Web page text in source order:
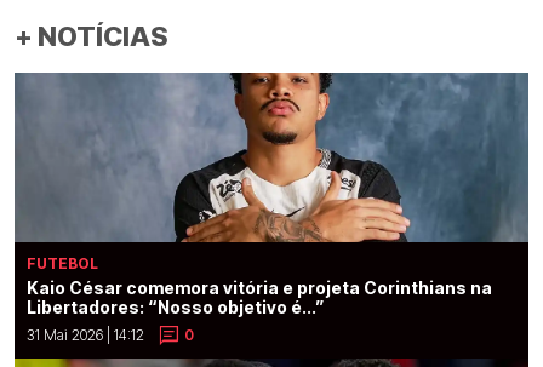
+ NOTÍCIAS
FUTEBOL
Kaio César comemora vitória e projeta Corinthians na
Libertadores: “Nosso objetivo é...”
31 Mai 2026 | 14:12 0